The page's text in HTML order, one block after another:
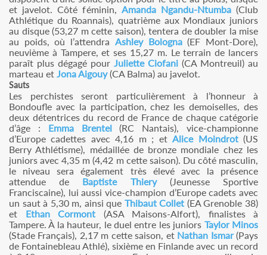
et javelot. Côté féminin, Amanda Ngandu-Ntumba(Club
Athlétique du Roannais), quatrième aux Mondiaux juniors
au disque (53,27 m cette saison), tentera de doubler la mise
au poids, où l’attendra Ashley Bologna(EF Mont-Dore),
neuvième à Tampere, et ses 15,27 m. Le terrain de lancers
paraît plus dégagé pour Juliette Ciofani (CA Montreuil) au
marteau et Jona Aigouy(CA Balma) au javelot.
Sauts
Les perchistes seront particulièrement à l’honneur à
Bondoufle avec la participation, chez les demoiselles, des
deux détentrices du record de France de chaque catégorie
d’âge : Emma Brentel(RC Nantais), vice-championne
d’Europe cadettes avec 4,16 m ; etAlice Moindrot(US
Berry Athlétisme), médaillée de bronze mondiale chez les
juniors avec 4,35 m (4,42 m cette saison). Du côté masculin,
le niveau sera également très élevé avec la présence
attendue de Baptiste Thiery(Jeunesse Sportive
Franciscaine), lui aussi vice-champion d’Europe cadets avec
un saut à 5,30 m, ainsi que Thibaut Collet (EA Grenoble 38)
et Ethan Cormont (ASA Maisons-Alfort), finalistes à
Tampere. À la hauteur, le duel entre les juniors Taylor Minos
(Stade Français), 2,17 m cette saison, et Nathan Ismar(Pays
de Fontainebleau Athlé), sixième en Finlande avec un record